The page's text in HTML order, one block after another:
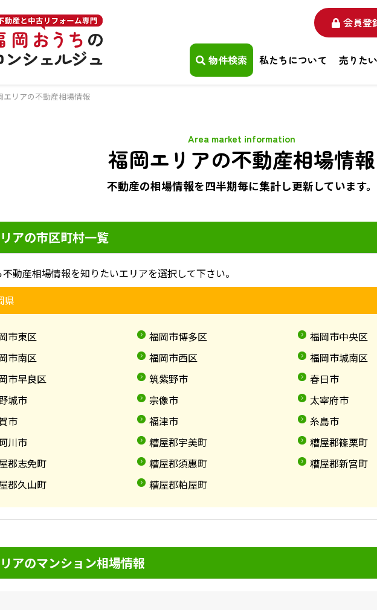
会員登
物件検索 私たちについて 売りたい
エリアの不動産相場情報
福岡エリアの不動産相場情報
Area market information
不動産の相場情報を四半期毎に集計し更新しています。
アの市区町村一覧
動産相場情報を知りたいエリアを選択して下さい。
県
市東区 福岡市博多区
福岡市中央区
市南区
福岡市西区
福岡市城南区
市早良区
筑紫野市
春日市
城市
宗像市
太宰府市
市
福津市
糸島市
川市
糟屋郡宇美町
糟屋郡篠栗町
郡志免町
糟屋郡須惠町
糟屋郡新宮町
郡久山町
糟屋郡粕屋町
アのマンション相場情報